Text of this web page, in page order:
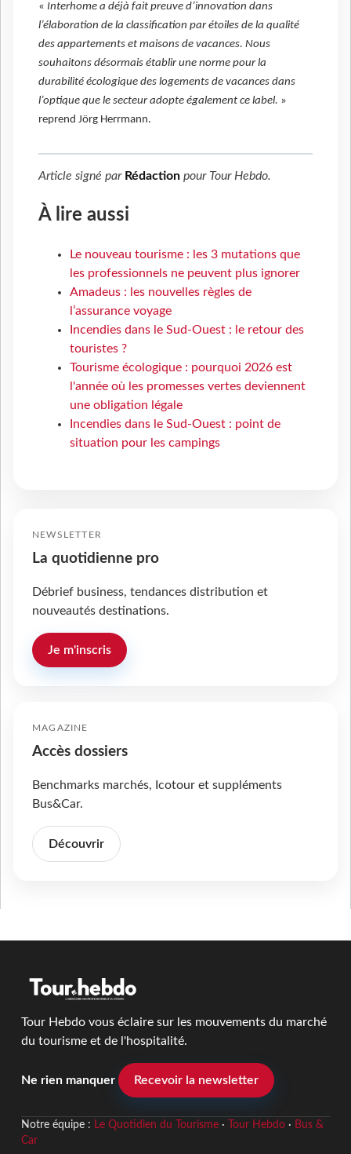
« Interhome a déjà fait preuve d’innovation dans
l’élaboration de la classification par étoiles de la qualité
des appartements et maisons de vacances. Nous
souhaitons désormais établir une norme pour la
durabilité écologique des logements de vacances dans
l’optique que le secteur adopte également ce label. »
reprend Jörg Herrmann.
Article signé par Rédaction pour Tour Hebdo.
À lire aussi
Le nouveau tourisme : les 3 mutations que
les professionnels ne peuvent plus ignorer
Amadeus : les nouvelles règles de
l’assurance voyage
Incendies dans le Sud-Ouest : le retour des
touristes ?
Tourisme écologique : pourquoi 2026 est
l'année où les promesses vertes deviennent
une obligation légale
Incendies dans le Sud-Ouest : point de
situation pour les campings
NEWSLETTER
La quotidienne pro
Débrief business, tendances distribution et
nouveautés destinations.
Je m'inscris
MAGAZINE
Accès dossiers
Benchmarks marchés, Icotour et suppléments
Bus&Car.
Découvrir
Tour Hebdo vous éclaire sur les mouvements du marché
du tourisme et de l'hospitalité.
Ne rien manquer Recevoir la newsletter
Notre équipe : Le Quotidien du Tourisme· Tour Hebdo· Bus &
Car